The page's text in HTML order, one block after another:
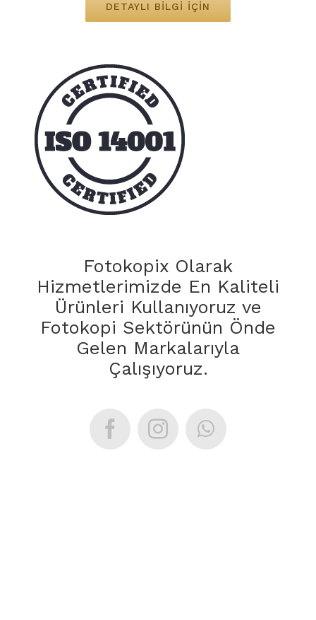
DETAYLI BILGI İÇIN
Fotokopix Olarak
Hizmetlerimizde En Kaliteli
Ürünleri Kullanıyoruz ve
Fotokopi Sektörünün Önde
Gelen Markalarıyla
Çalışıyoruz.